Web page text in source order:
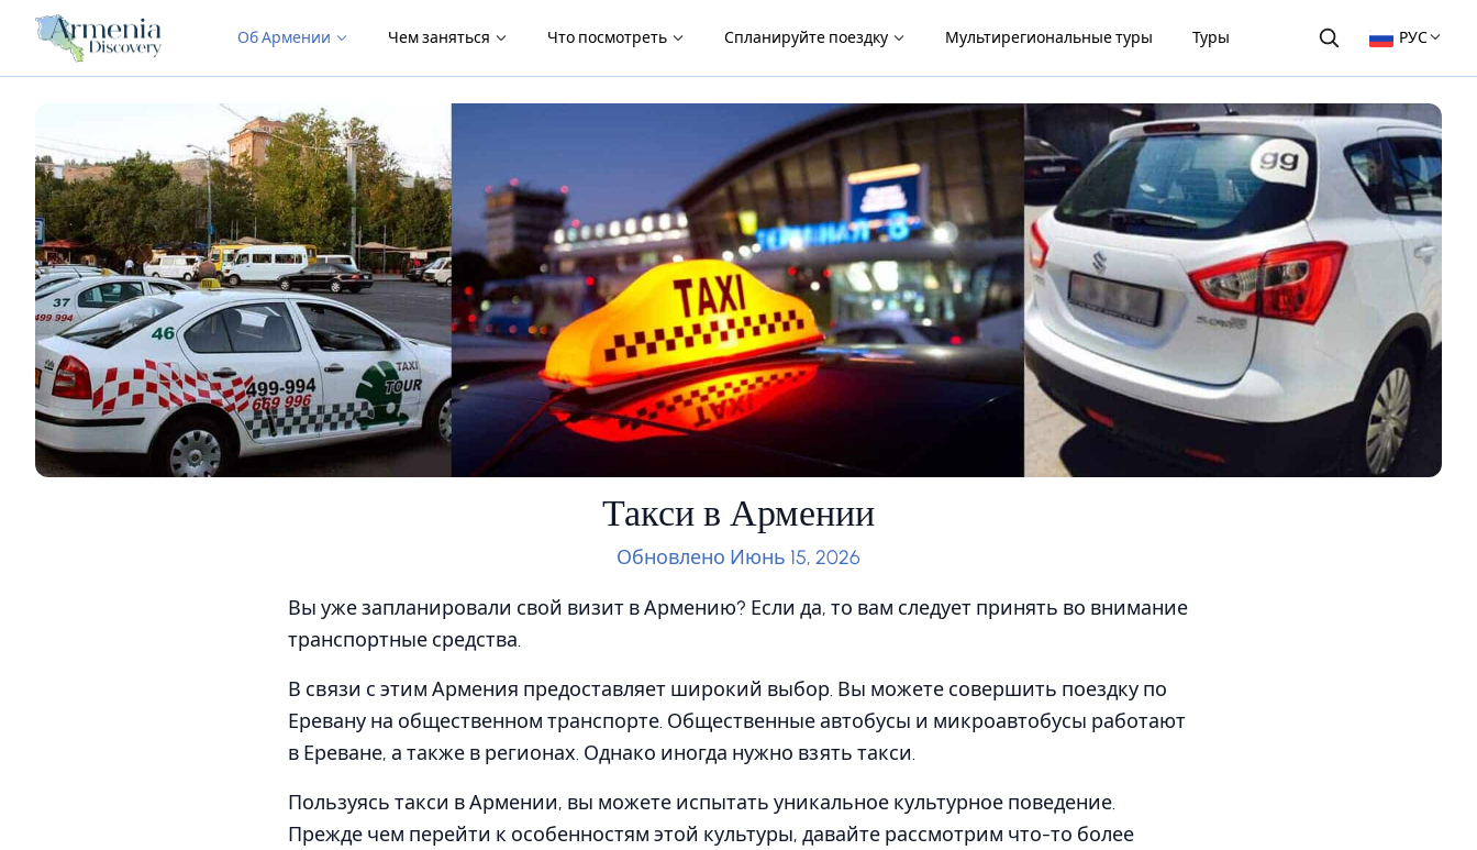
Об Армении Чем заняться Что посмотреть Спланируйте поездку Мультирегиональные туры Туры РУС
Такси в Армении
Обновлено Июнь 15, 2026
Вы уже запланировали свой визит в Армению? Если да, то вам следует принять во внимание
транспортные средства.
В связи с этим Армения предоставляет широкий выбор. Вы можете совершить поездку по
Еревану на общественном транспорте. Общественные автобусы и микроавтобусы работают
в Ереване, а также в регионах. Однако иногда нужно взять такси.
Пользуясь такси в Армении, вы можете испытать уникальное культурное поведение.
Прежде чем перейти к особенностям этой культуры, давайте рассмотрим что-то более